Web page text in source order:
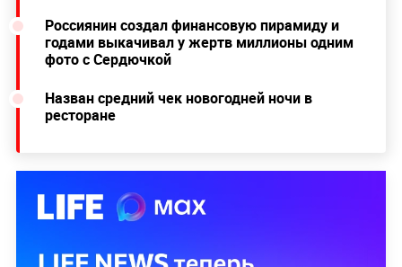
Россиянин создал финансовую пирамиду и
годами выкачивал у жертв миллионы одним
фото с Сердючкой
Назван средний чек новогодней ночи в
ресторане